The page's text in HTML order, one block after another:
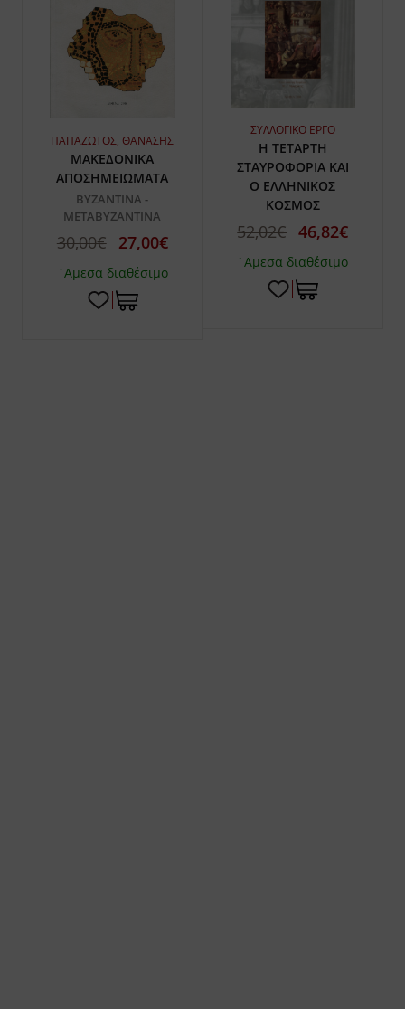
ΠΑΠΑΖΩΤΟΣ, ΘΑΝΑΣΗΣ
ΜΑΚΕΔΟΝΙΚΑ
ΑΠΟΣΗΜΕΙΩΜΑΤΑ
ΒΥΖΑΝΤΙΝΑ -
ΜΕΤΑΒΥΖΑΝΤΙΝΑ
30,00€ 27,00€
`Αμεσα διαθέσιμο
ΣΥΛΛΟΓΙΚΟ ΕΡΓΟ
Η ΤΕΤΑΡΤΗ
ΣΤΑΥΡΟΦΟΡΙΑ ΚΑΙ
Ο ΕΛΛΗΝΙΚΟΣ
ΚΟΣΜΟΣ
52,02€ 46,82€
`Αμεσα διαθέσιμο